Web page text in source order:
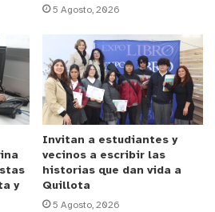
que deberán ser periciados
diverso calibre y elementos
las sustancias.
la PDI, los imputados, que
irregular las viviendas en las
sus ilícitos, fueron
de Juzgado de Valparaíso
instancia en que conocerán
5 Agosto, 2026
y
Invitan a estudiantes y
vecinos a escribir las
historias que dan vida a
Quillota
5 Agosto, 2026